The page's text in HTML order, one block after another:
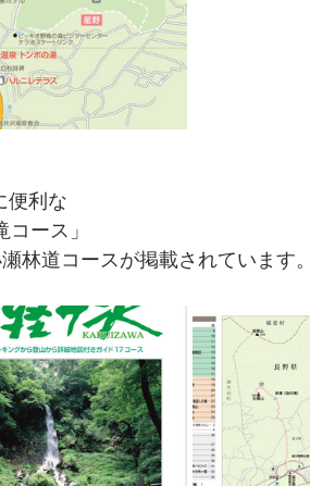
便利な
ース」
林道コースが掲載されています